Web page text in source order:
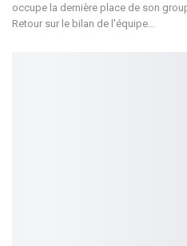
occupe la dernière place de son
Retour sur le bilan de l'équipe…